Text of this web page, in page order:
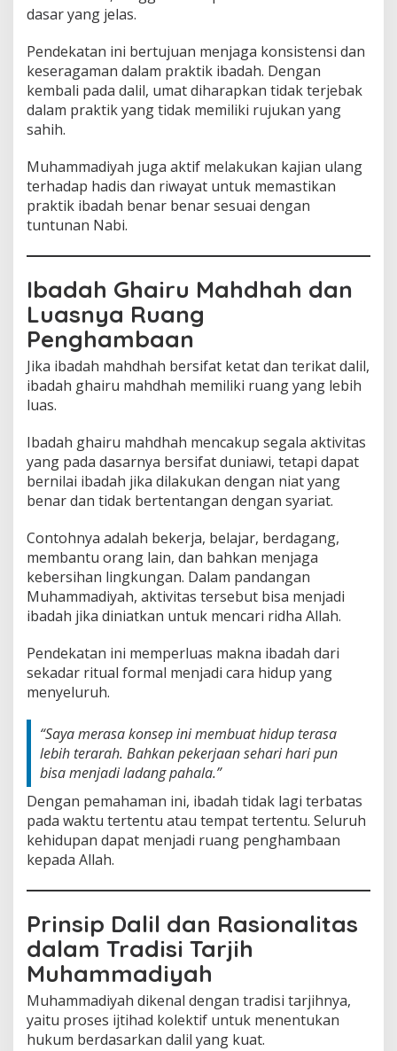
dasar yang jelas.
Pendekatan ini bertujuan menjaga konsistensi dan
keseragaman dalam praktik ibadah. Dengan
kembali pada dalil, umat diharapkan tidak terjebak
dalam praktik yang tidak memiliki rujukan yang
sahih.
Muhammadiyah juga aktif melakukan kajian ulang
terhadap hadis dan riwayat untuk memastikan
praktik ibadah benar benar sesuai dengan
tuntunan Nabi.
Ibadah Ghairu Mahdhah dan
Luasnya Ruang
Penghambaan
Jika ibadah mahdhah bersifat ketat dan terikat dalil,
ibadah ghairu mahdhah memiliki ruang yang lebih
luas.
Ibadah ghairu mahdhah mencakup segala aktivitas
yang pada dasarnya bersifat duniawi, tetapi dapat
bernilai ibadah jika dilakukan dengan niat yang
benar dan tidak bertentangan dengan syariat.
Contohnya adalah bekerja, belajar, berdagang,
membantu orang lain, dan bahkan menjaga
kebersihan lingkungan. Dalam pandangan
Muhammadiyah, aktivitas tersebut bisa menjadi
ibadah jika diniatkan untuk mencari ridha Allah.
Pendekatan ini memperluas makna ibadah dari
sekadar ritual formal menjadi cara hidup yang
menyeluruh.
“Saya merasa konsep ini membuat hidup terasa
lebih terarah. Bahkan pekerjaan sehari hari pun
bisa menjadi ladang pahala.”
Dengan pemahaman ini, ibadah tidak lagi terbatas
pada waktu tertentu atau tempat tertentu. Seluruh
kehidupan dapat menjadi ruang penghambaan
kepada Allah.
Prinsip Dalil dan Rasionalitas
dalam Tradisi Tarjih
Muhammadiyah
Muhammadiyah dikenal dengan tradisi tarjihnya,
yaitu proses ijtihad kolektif untuk menentukan
hukum berdasarkan dalil yang kuat.